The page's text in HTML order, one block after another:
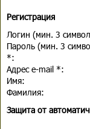
Регистрация
Логин (мин. 3
Пароль (мин. 3
*:
Адрес e-mail *:
Имя:
Фамилия:
Защита от